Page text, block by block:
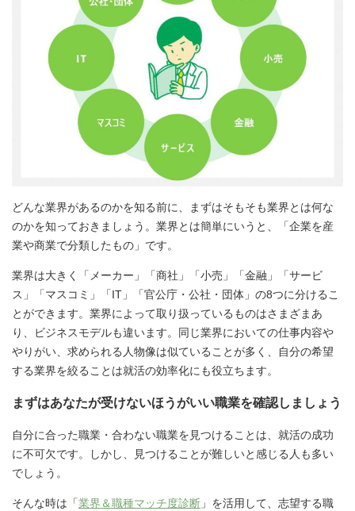
どんな業界があるのかを知る前に、まずはそもそも業界とは何な
のかを知っておきましょう。業界とは簡単にいうと、「企業を産
業や商業で分類したもの」です。
業界は大きく「メーカー」「商社」「小売」「金融」「サービ
ス」「マスコミ」「IT」「官公庁・公社・団体」の8つに分けるこ
とができます。業界によって取り扱っているものはさまざまあ
り、ビジネスモデルも違います。同じ業界においての仕事内容や
やりがい、求められる人物像は似ていることが多く、自分の希望
する業界を絞ることは就活の効率化にも役立ちます。
まずはあなたが受けないほうがいい職業を確認しましょう
自分に合った職業・合わない職業を見つけることは、就活の成功
に不可欠です。しかし、見つけることが難しいと感じる人も多い
でしょう。
そんな時は「業界＆職種マッチ度診断 」を活用して、志望する職